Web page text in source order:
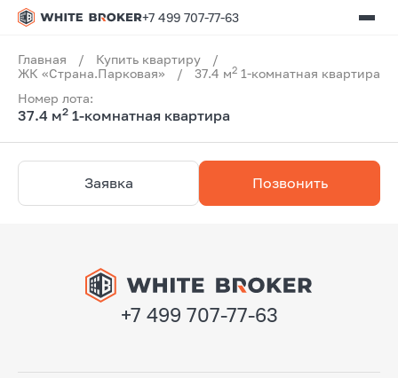
+7 499 707-77-63
Главная / Купить квартиру
/
ЖК «Страна.Парковая»
/ 37.4 м2 1-комнатная квартира
Номер лота:
37.4 м2 1-комнатная квартира
Заявка Позвонить
+7 499 707-77-63